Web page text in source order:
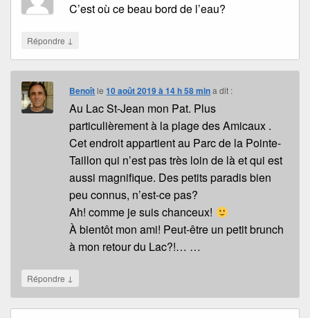
C’est où ce beau bord de l’eau?
Répondre ↓
Benoît le10 août 2019 à 14 h 58 min a dit :
Au Lac St-Jean mon Pat. Plus
particulièrement à la plage des Amicaux .
Cet endroit appartient au Parc de la Pointe-
Taillon qui n’est pas très loin de là et qui est
aussi magnifique. Des petits paradis bien
peu connus, n’est-ce pas?
Ah! comme je suis chanceux!
À bientôt mon ami! Peut-être un petit brunch
à mon retour du Lac?!… …
Répondre ↓